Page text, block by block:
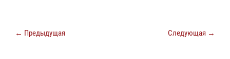
← Предыдущая Следующая →